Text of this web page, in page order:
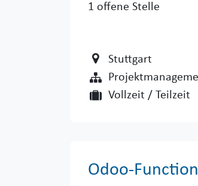
1 offene Stelle
Stuttgart
Vollzeit / Teilzeit
Odoo-